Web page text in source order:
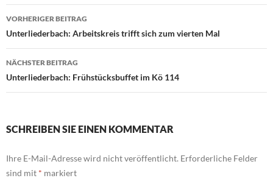
Beitragsnavigation
VORHERIGER BEITRAG
Unterliederbach: Arbeitskreis trifft sich zum vierten Mal
NÄCHSTER BEITRAG
Unterliederbach: Frühstücksbuffet im Kö 114
SCHREIBEN SIE EINEN KOMMENTAR
Ihre E-Mail-Adresse wird nicht veröffentlicht. Erforderliche Felder
sind mit * markiert